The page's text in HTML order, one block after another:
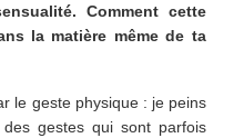
Comment cette
la matière même de ta
le geste physique : je peins
gestes qui sont parfois